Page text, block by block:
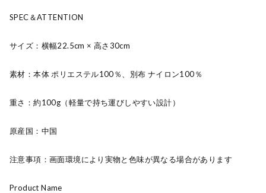
SPEC＆ATTENTION
サイズ：横幅22.5cm × 高さ30cm
素材：本体 ポリエステル100％、別布 ナイロン100％
重さ：約100g（軽量で持ち運びしやすい設計）
原産国：中国
注意事項：画面環境により実物と色味が異なる場合があります
Product Name